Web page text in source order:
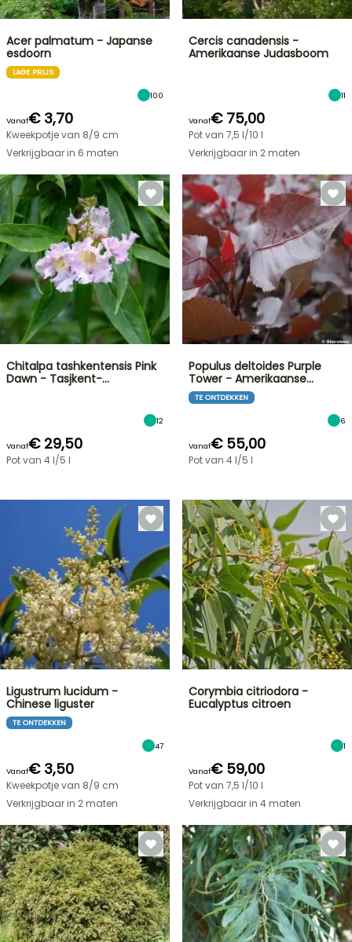
Acer palmatum - Japanse
esdoorn
LAGE PRIJS
100
Vanaf€ 3,70
Kweekpotje van 8/9 cm
Verkrijgbaar in 6 maten
Cercis canadensis -
Amerikaanse Judasboom
11
Vanaf€ 75,00
Pot van 7,5 l/10 l
Verkrijgbaar in 2 maten
Chitalpa tashkentensis Pink
Dawn - Tasjkent-…
12
Vanaf€ 29,50
Pot van 4 l/5 l
Populus deltoides Purple
Tower - Amerikaanse…
TE ONTDEKKEN
6
Vanaf€ 55,00
Pot van 4 l/5 l
Ligustrum lucidum -
Chinese liguster
TE ONTDEKKEN
47
Vanaf€ 3,50
Kweekpotje van 8/9 cm
Verkrijgbaar in 2 maten
Corymbia citriodora -
Eucalyptus citroen
1
Vanaf€ 59,00
Pot van 7,5 l/10 l
Verkrijgbaar in 4 maten